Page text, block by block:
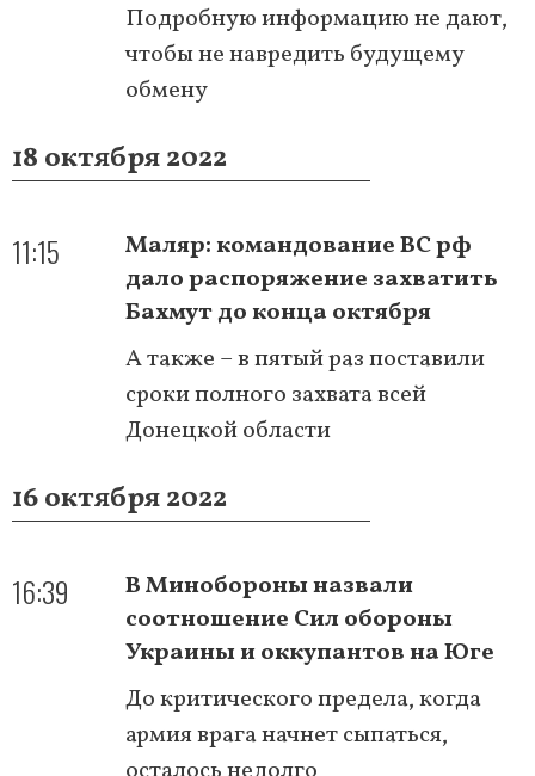
Подробную информацию не дают,
чтобы не навредить будущему
обмену
18 октября 2022
11:15
Маляр: командование ВС рф
дало распоряжение захватить
Бахмут до конца октября
А также – в пятый раз поставили
сроки полного захвата всей
Донецкой области
16 октября 2022
16:39
В Минобороны назвали
соотношение Сил обороны
Украины и оккупантов на Юге
До критического предела, когда
армия врага начнет сыпаться,